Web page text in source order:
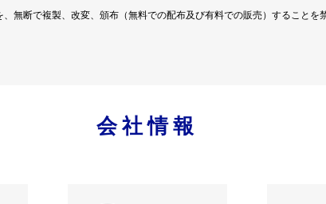
無断で複製、改変、頒布（無料での配布及び有料での販売）することを
会社情報